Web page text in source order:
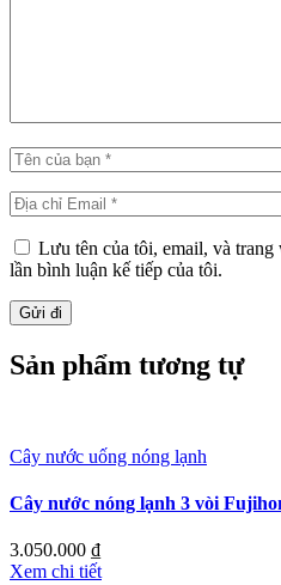
Lưu tên của tôi, email, và
lần bình luận kế tiếp của tôi.
Sản phẩm tương tự
Cây nước uống nóng lạnh
Cây nước nóng lạnh 3 vòi
3.050.000 ₫
Xem chi tiết